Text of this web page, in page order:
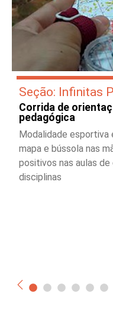
Seção: Infinitas
Corrida de
pedagógica
Modalidade
mapa e bússola nas
positivos nas aulas
disciplinas